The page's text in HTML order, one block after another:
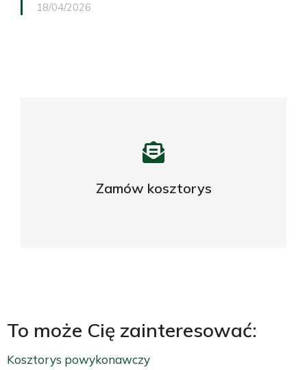
18/04/2026
Zamów kosztorys
Potrzebujesz profesjonalnego
kosztorysu?
To może Cię zainteresować:
Kosztorys powykonawczy